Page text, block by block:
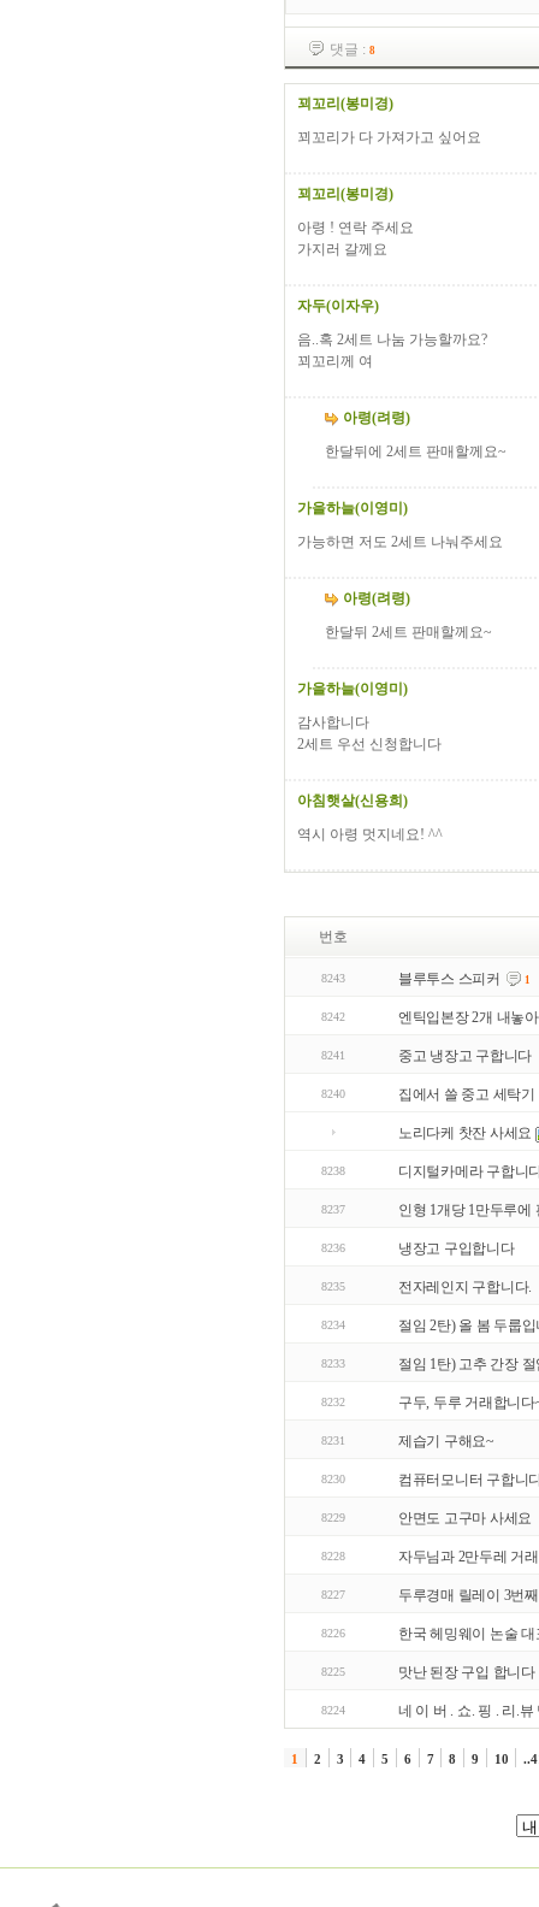
댓글 : 8
꾀꼬리(봉미경)
꾀꼬리가 다 가져가고 싶어요
꾀꼬리(봉미경)
아령 ! 연락 주세요
가지러 갈께요
자두(이자우)
음..혹 2세트 나눔 가능할까요?
꾀꼬리께 여
아령(려령)
한달뒤에 2세트 판매할께요~
가을하늘(이영미)
가능하면 저도 2세트 나눠주세요
아령(려령)
한달뒤 2세트 판매할께요~
가을하늘(이영미)
감사합니다
2세트 우선 신청합니다
아침햇살(신용희)
역시 아령 멋지네요! ^^
번호
8243 블루투스 스피커 1
8242 엔틱입본장 2개 내놓
8241 중고 냉장고 구합니다
8240 집에서 쓸 중고 세탁
노리다케 찻잔 사세요
8238 디지털카메라 구합니
8237 인형 1개당 1만두루에
8236 냉장고 구입합니다
8235 전자레인지 구합니다.
8234 절임 2탄) 올 봄 두룹
8233 절임 1탄) 고추 간장
8232 구두, 두루 거래합니다
8231 제습기 구해요~
8230 컴퓨터모니터 구합니
8229 안면도 고구마 사세요
8228 자두님과 2만두레 거
8227 두루경매 릴레이 3번째
8226 한국 헤밍웨이 논술
8225 맛난 된장 구입 합니다
8224 네 이 버 . 쇼. 핑 . 리.
1 2 3 4 5 6 7 8 9 10